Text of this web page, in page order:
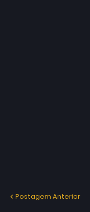
Postagem Anterior